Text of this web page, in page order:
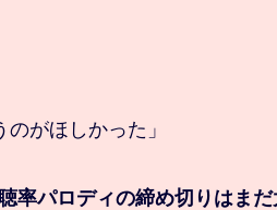
がほしかった」
率パロディの締め切りはま